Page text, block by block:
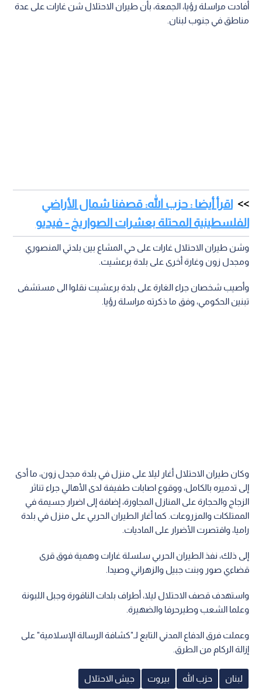
أفادت مراسلة رؤيا، الجمعة، بأن طيران الاحتلال شن غارات على عدة
مناطق في جنوب لبنان.
اقرأ أيضا : حزب الله: قصفنا شمال الأراضي
الفلسطينية المحتلة بعشرات الصواريخ - فيديو
وشن طيران الاحتلال غارات على حي المشاع بين بلدتي المنصوري
ومجدل زون وغارة أخرى على بلدة برعشيت.
وأصيب شخصان جراء الغارة على بلدة برعشيت نقلوا الى مستشفى
تبنين الحكومي، وفق ما ذكرته مراسلة رؤيا.
وكان طيران الاحتلال أغار ليلا على منزل في بلدة مجدل زون، ما أدى
إلى تدميره بالكامل، ووقوع اصابات طفيفة لدى الأهالي جراء تناثر
الزجاج والحجارة على المنازل المجاورة، إضافة إلى اضرار جسيمة في
الممتلكات والمزروعات. كما أغار الطيران الحربي على منزل في بلدة
راميا، واقتصرت الأضرار على الماديات.
إلى ذلك، نفذ الطيران الحربي سلسلة غارات وهمية فوق قرى
قضاءي صور وبنت جبيل والزهراني وصيدا.
واستهدف قصف الاحتلال ليلا، أطراف بلدات الناقورة وجبل اللبونة
وعلما الشعب وطيرحرفا والضهيرة.
وعملت فرق الدفاع المدني التابع لـ"كشافة الرسالة الإسلامية" على
إزالة الركام من الطرق.
لبنان حزب الله بيروت جيش الاحتلال